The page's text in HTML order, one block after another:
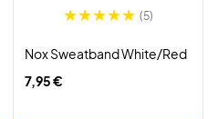
(5)
Nox Sweatband White/Red
7,95 €